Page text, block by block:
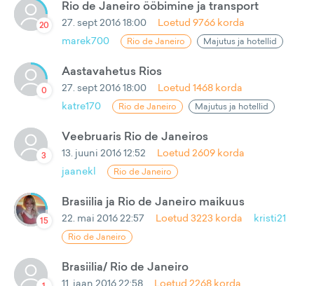
20
Rio de Janeiro ööbimine ja transport
27. sept 2016 18:00 Loetud 9766 korda
marek700
Rio de Janeiro Majutus ja hotellid
0
Aastavahetus Rios
27. sept 2016 18:00 Loetud 1468 korda
katre170
Rio de Janeiro Majutus ja hotellid
3
Veebruaris Rio de Janeiros
13. juuni 2016 12:52 Loetud 2609 korda
jaanekl
Rio de Janeiro
15
Brasiilia ja Rio de Janeiro maikuus
22. mai 2016 22:57 Loetud 3223 korda kristi21
Rio de Janeiro
Brasiilia/ Rio de Janeiro
11. jaan 2016 22:58 Loetud 2268 korda